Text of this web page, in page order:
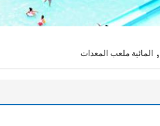
المائية ملعب المعدات